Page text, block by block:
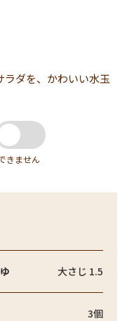
ダを、かわいい水玉
きません
大さじ 1.5
3個